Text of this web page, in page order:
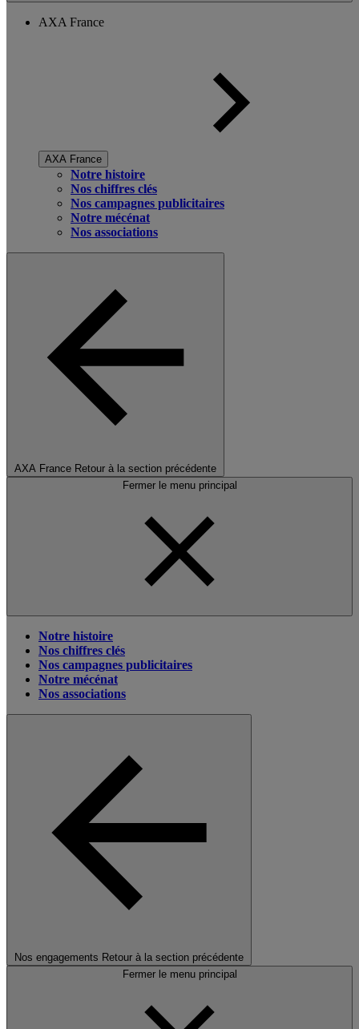
AXA France
AXA France
Notre histoire
Nos chiffres clés
Nos campagnes publicitaires
Notre mécénat
Nos associations
AXA France Retour à la section précédente
Fermer le menu principal
Notre histoire
Nos chiffres clés
Nos campagnes publicitaires
Notre mécénat
Nos associations
Nos engagements Retour à la section précédente
Fermer le menu principal